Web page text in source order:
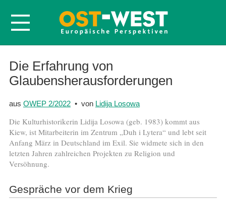
Startseite
Über OWEP
Nachbestellen
Abonnieren
Kontakt
Die Erfahrung von
Glaubensherausforderungen
aus OWEP 2/2022• von Lidija Losowa
Die Kulturhistorikerin Lidija Losowa (geb. 1983) kommt aus
Kiew, ist Mitarbeiterin im Zentrum „Duh i Lytera“ und lebt seit
Anfang März in Deutschland im Exil. Sie widmete sich in den
letzten Jahren zahlreichen Projekten zu Religion und
Versöhnung.
Gespräche vor dem Krieg